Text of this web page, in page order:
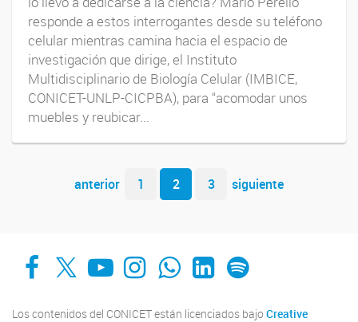
responde a estos interrogantes desde su teléfono
celular mientras camina hacia el espacio de
investigación que dirige, el Instituto
Multidisciplinario de Biología Celular (IMBICE,
CONICET-UNLP-CICPBA), para “acomodar unos
muebles y reubicar...
Navegador de artículos
anterior 1 2 3 siguiente
Facebook
X YouTube
Instagram
Whats AppLinkedIn
Spotify
Los contenidos del CONICET están licenciados bajo Creative